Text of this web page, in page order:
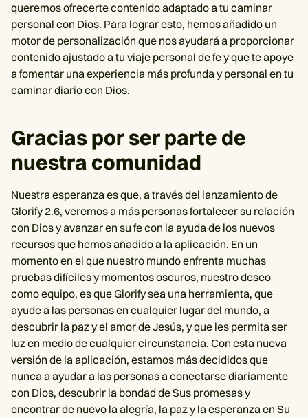
queremos ofrecerte contenido adaptado a tu caminar
personal con Dios. Para lograr esto, hemos añadido un
motor de personalización que nos ayudará a proporcionar
contenido ajustado a tu viaje personal de fe y que te apoye
a fomentar una experiencia más profunda y personal en tu
caminar diario con Dios.
Gracias por ser parte de
nuestra comunidad
Nuestra esperanza es que, a través del lanzamiento de
Glorify 2.6, veremos a más personas fortalecer su relación
con Dios y avanzar en su fe con la ayuda de los nuevos
recursos que hemos añadido a la aplicación. En un
momento en el que nuestro mundo enfrenta muchas
pruebas difíciles y momentos oscuros, nuestro deseo
como equipo, es que Glorify sea una herramienta, que
ayude a las personas en cualquier lugar del mundo, a
descubrir la paz y el amor de Jesús, y que les permita ser
luz en medio de cualquier circunstancia. Con esta nueva
versión de la aplicación, estamos más decididos que
nunca a ayudar a las personas a conectarse diariamente
con Dios, descubrir la bondad de Sus promesas y
encontrar de nuevo la alegría, la paz y la esperanza en Su